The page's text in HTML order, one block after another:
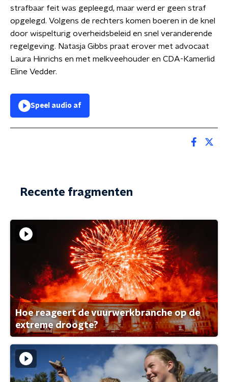
strafbaar feit was gepleegd, maar werd er geen straf
opgelegd. Volgens de rechters komen boeren in de knel
door wispelturig overheidsbeleid en snel veranderende
regelgeving. Natasja Gibbs praat erover met advocaat
Laura Hinrichs en met melkveehouder en CDA-Kamerlid
Eline Vedder.
Speel audio af
Recente fragmenten
Hoe reageert de vuurwerkbranche op de
extreme droogte?